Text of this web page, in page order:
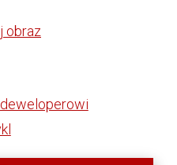
obraz
deweloperowi